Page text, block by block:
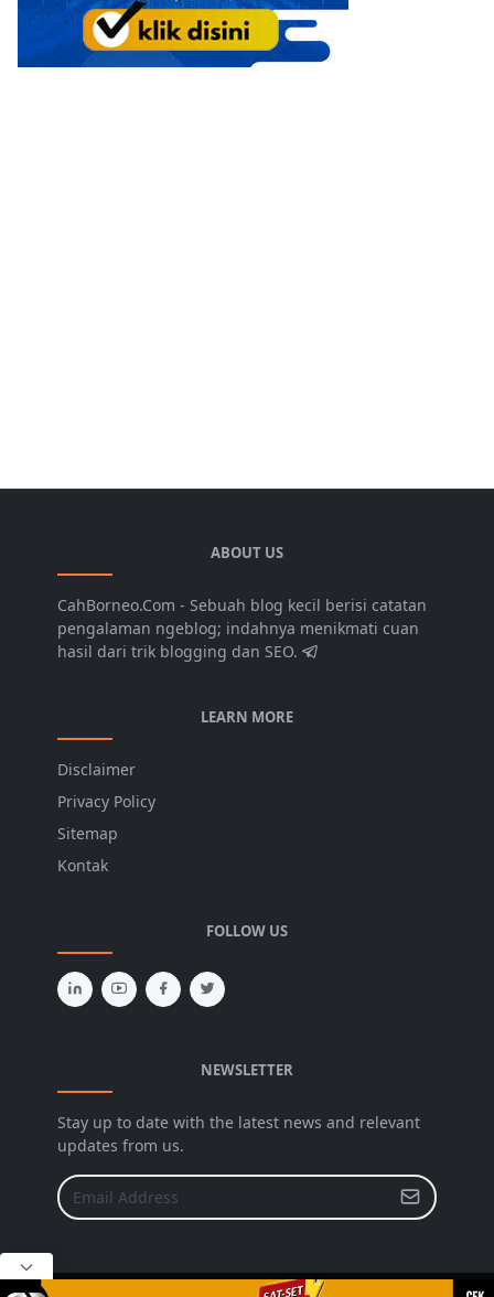
ABOUT US
CahBorneo.Com - Sebuah blog kecil berisi catatan
pengalaman ngeblog; indahnya menikmati cuan
hasil dari trik blogging dan SEO.
LEARN MORE
Disclaimer
Privacy Policy
Sitemap
Kontak
FOLLOW US
NEWSLETTER
Stay up to date with the latest news and relevant
updates from us.